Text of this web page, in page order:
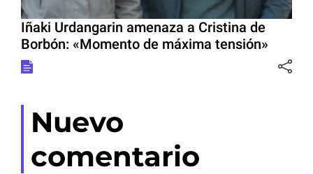
Iñaki Urdangarin amenaza a Cristina de
Borbón: «Momento de máxima tensión»
Nuevo
comentario